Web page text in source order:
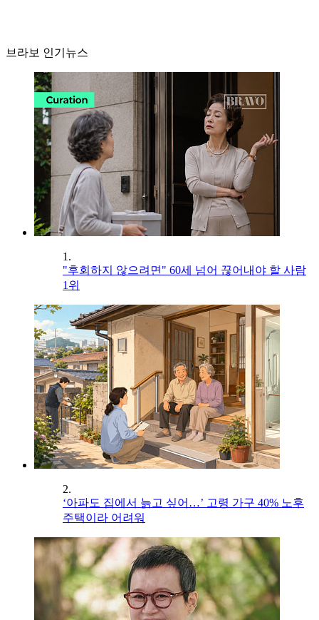
브라보 인기뉴스
1.
"후회하지 않으려면" 60세 넘어 끊어내야 할 사람
1위
2.
‘아파도 집에서 늙고 싶어…’ 고령 가구 40% 노후
주택이라 어려워